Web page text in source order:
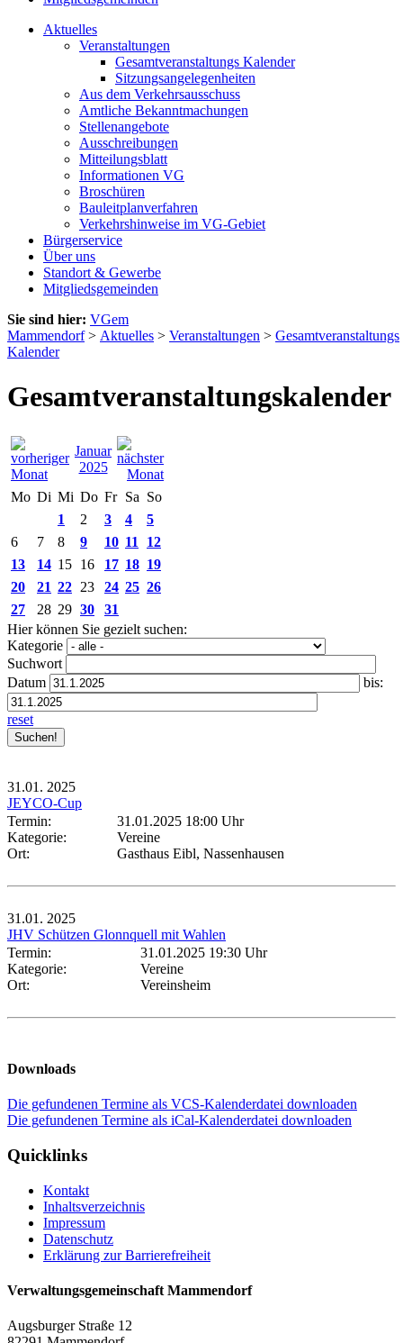
Aktuelles
Veranstaltungen
Gesamtveranstaltungs Kalender
Sitzungsangelegenheiten
Aus dem Verkehrsausschuss
Amtliche Bekanntmachungen
Stellenangebote
Ausschreibungen
Mitteilungsblatt
Informationen VG
Broschüren
Bauleitplanverfahren
Verkehrshinweise im VG-Gebiet
Bürgerservice
Über uns
Standort & Gewerbe
Mitgliedsgemeinden
Sie sind hier: VGem
Mammendorf> Aktuelles > Veranstaltungen > Gesamtveranstaltungs
Kalender
Gesamtveranstaltungskalender
Januar
2025
Mo Di Mi Do Fr Sa So
1
2 3 4
5
6
7 8 9 10 11
12
13
14 15 16 17 18 19
20
21 22 23 24 25 26
27
28 29 30
31
Hier können Sie gezielt suchen:
Kategorie
Suchwort
Datum
bis:
reset
31.01. 2025
JEYCO-Cup
Termin:
31.01.2025 18:00 Uhr
Kategorie:
Vereine
Ort:
Gasthaus Eibl, Nassenhausen
31.01. 2025
JHV Schützen Glonnquell mit Wahlen
Termin:
31.01.2025 19:30 Uhr
Kategorie:
Vereine
Ort:
Vereinsheim
Downloads
Die gefundenen Termine als VCS-Kalenderdatei downloaden
Die gefundenen Termine als iCal-Kalenderdatei downloaden
Quicklinks
Kontakt
Inhaltsverzeichnis
Impressum
Datenschutz
Erklärung zur Barrierefreiheit
Verwaltungsgemeinschaft Mammendorf
Augsburger Straße 12